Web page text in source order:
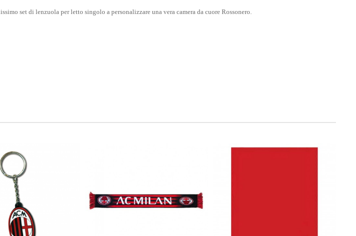
set di lenzuola per letto singolo a personalizzare una vera camera da cuore Rossonero.